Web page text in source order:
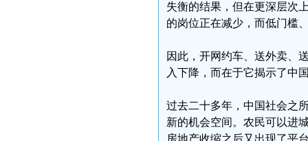
失衡的结果，但在更深层次
的岗位正在减少，而低门槛
因此，开网约车、送外卖、
入下降，而在于它揭示了中
过去二十多年，中国社会之
新的机会空间。农民可以进
房地产收缩之后又出现了平